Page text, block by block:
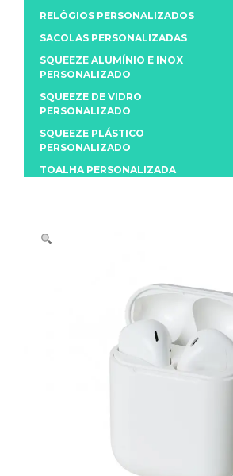
RELÓGIOS PERSONALIZADOS
SACOLAS PERSONALIZADAS
SQUEEZE ALUMÍNIO E INOX
PERSONALIZADO
SQUEEZE DE VIDRO
PERSONALIZADO
SQUEEZE PLÁSTICO
PERSONALIZADO
TOALHA PERSONALIZADA